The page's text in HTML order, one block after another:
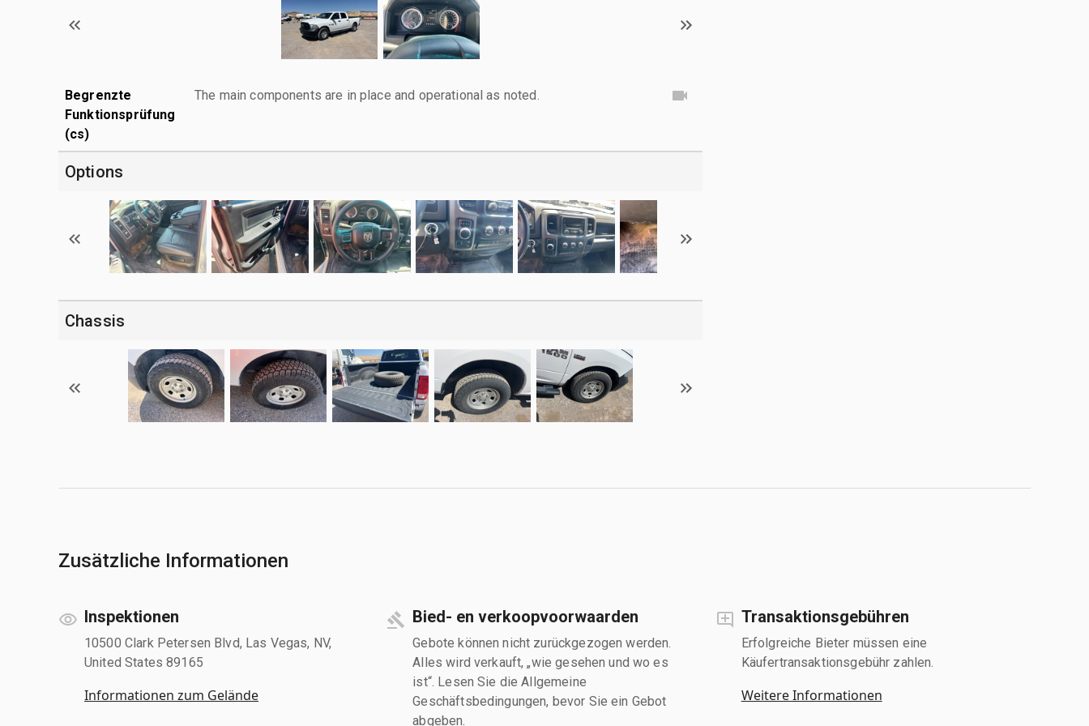
Begrenzte
Funktionsprüfung
(cs)
The main components are in place and operational as noted.
Options
Chassis
Zusätzliche Informationen
Inspektionen
10500 Clark Petersen Blvd, Las Vegas, NV,
United States 89165
Informationen zum Gelände
Bied- en verkoopvoorwaarden
Gebote können nicht zurückgezogen werden.
Alles wird verkauft, „wie gesehen und wo es
ist“. Lesen Sie die Allgemeine
Geschäftsbedingungen, bevor Sie ein Gebot
abgeben.
Transaktionsgebühren
Erfolgreiche Bieter müssen eine
Käufertransaktionsgebühr zahlen.
Weitere Informationen